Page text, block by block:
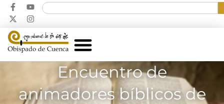
Encuentro de
animadores bíblicos de